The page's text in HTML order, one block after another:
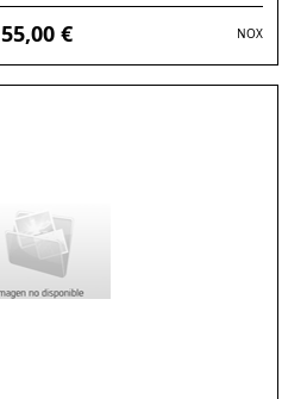
55,00 € NOX